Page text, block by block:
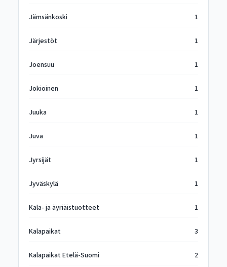
Jämsänkoski 1
Järjestöt 1
Joensuu 1
Jokioinen 1
Juuka 1
Juva 1
Jyrsijät 1
Jyväskylä 1
Kala- ja äyriäistuotteet 1
Kalapaikat 3
Kalapaikat Etelä-Suomi 2